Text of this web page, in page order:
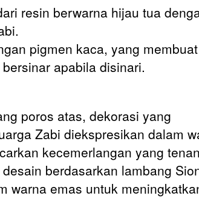
resin berwarna hijau tua
pigmen kaca, yang membuat
apabila disinari.
poros atas, dekorasi yang
Zabi diekspresikan dalam
kecemerlangan yang
berdasarkan lambang
warna emas untuk